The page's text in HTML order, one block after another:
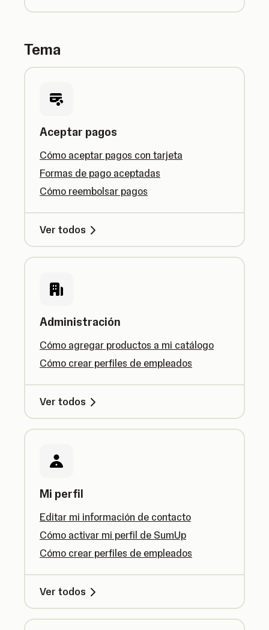
Tema
Aceptar pagos
Cómo aceptar pagos con tarjeta
Formas de pago aceptadas
Cómo reembolsar pagos
Ver todos
Administración
Cómo agregar productos a mi catálogo
Cómo crear perfiles de empleados
Ver todos
Mi perfil
Editar mi información de contacto
Cómo activar mi perfil de SumUp
Cómo crear perfiles de empleados
Ver todos